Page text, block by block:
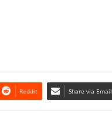
Reddit Share via Email